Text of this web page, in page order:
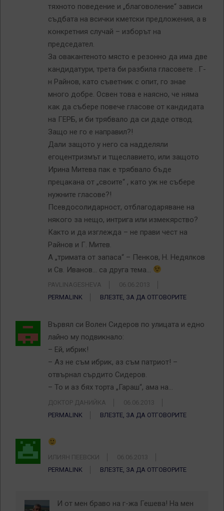
тяхното поведение и „благоволение“ зависи
съдбата на всички кметски предложения, а в
конкретния случай – изборът на
председател.
За овакантеното място е резонно да има две
кандидатури, трета би разбила гласовете . Г-
н Райнов, като съветник с опит, го знае
много добре. Освен това е наясно, че няма
как да събере повече гласове от кандидата
на ГЕРБ, и би трябвало да си даде отвод.
Защо не го е направил?!
Дали защото у него са надделяли
егоцентризмът и тщеславието, или защото
Ирина Митева пак е трябвало бъде
прецакана от „своите“ , като уж не събере
нужните гласове?!
Псевдосолидарност, отблагодаряване на
някого за нещо, интрига или измекярство?
Както и да изглежда – не прави чест на
Райнов и Г. Митев.
А „тримата от запаса“ – Пенков, Н. Недялков
и Св. Иванов… са друга тема…
PAVLINAGESHEVA
06.06.2013
PERMALINK
ВЛЕЗТЕ, ЗА ДА ОТГОВОРИТЕ
Вървял си Волен Сидеров по улицата и едно
лайно му подвикнало:
– Ей, ибрик!
– Аз не съм ибрик, аз съм патриот! –
отвърнал сърдито Сидеров.
– То и аз бях торта „Гараш“, ама на…
ДОКТОР ДАНИЙКА
06.06.2013
PERMALINK
ВЛЕЗТЕ, ЗА ДА ОТГОВОРИТЕ
ИЛИЯН ПЕЕВСКИ
06.06.2013
PERMALINK
ВЛЕЗТЕ, ЗА ДА ОТГОВОРИТЕ
И от мен браво на г-жа Гешева! На мен